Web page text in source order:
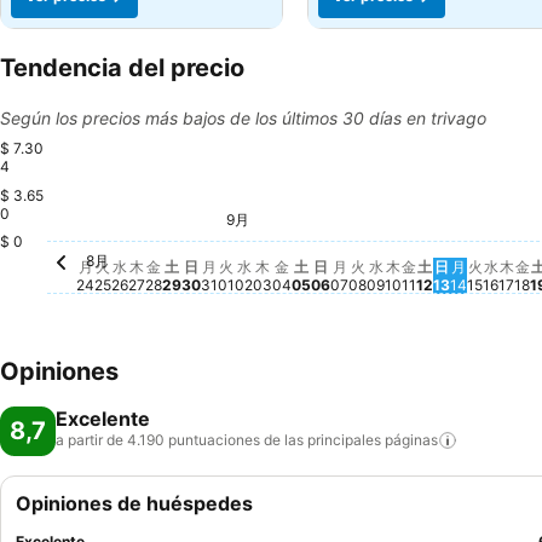
Tendencia del precio
Según los precios más bajos de los últimos 30 días en trivago
$ 7.30
4
$ 3.65
0
$ 0
月, 8月 24
No hay ningún precio disponible para esta fecha
8月
月
24
火, 8月 25
No hay ningún precio disponible para esta
火
25
水, 8月 26
No hay ningún precio disponible para esta
水
26
木
27
金, 8月 28
No hay ningún precio disponible para
金
28
土, 8月 29
$ 4.986
土
29
日, 8月 30
No hay ningún precio disponible para
日
30
月, 8月 31
No hay ningún precio disponible
月
31
火, 9月 01
$ 5.794
9月
火
01
水, 9月 02
$ 5.870
水
02
木, 9月 03
No hay ningún precio
木
03
金, 9月 04
No hay ningún precio
金
04
土
05
日
06
月, 9月 07
No hay ningún
月
07
火
08
水, 9月 09
No hay ningún
水
09
木, 9月 10
No hay ningún
木
10
金, 9月 11
No hay
金
11
土
12
日, 9月 13
No hay
日
13
月, 9月
No hay
月
14
火, 9月
No
火
15
水, 9
No
水
16
木,
No
木
17
金
18
Opiniones
8,7 Excelente
a partir de 4.190 puntuaciones de las principales páginas
Opiniones de huéspedes